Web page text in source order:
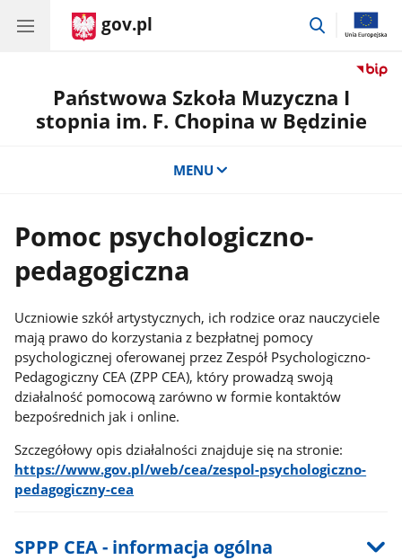
gov.pl
przejdź
Państwowa Szkoła Muzyczna I
stopnia im. F. Chopina w Będzinie
MENU
Pomoc psychologiczno-
pedagogiczna
Uczniowie szkół artystycznych, ich rodzice oraz nauczyciele
mają prawo do korzystania z bezpłatnej pomocy
psychologicznej oferowanej przez Zespół Psychologiczno-
Pedagogiczny CEA (ZPP CEA), który prowadzą swoją
działalność pomocową zarówno w formie kontaktów
bezpośrednich jak i online.
Szczegółowy opis działalności znajduje się na stronie:
https://www.gov.pl/web/cea/zespol-psychologiczno-
pedagogiczny-cea
SPPP CEA - informacja ogólna